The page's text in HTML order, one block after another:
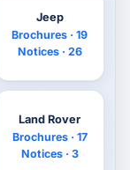
Jeep
Brochures · 19
Notices · 26
Land Rover
Brochures · 17
Notices · 3